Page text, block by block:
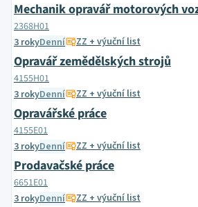
Mechanik opravář motorových
2368H01
3 rokyDenní ZZ + výuční list
Opravář zemědělských strojů
4155H01
3 rokyDenní ZZ + výuční list
Opravářské práce
4155E01
3 rokyDenní ZZ + výuční list
Prodavačské práce
6651E01
3 rokyDenní ZZ + výuční list